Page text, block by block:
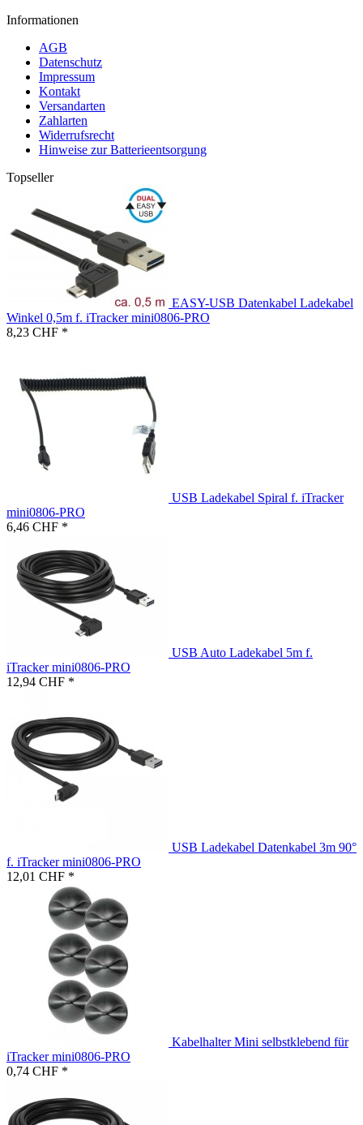
Informationen
AGB
Datenschutz
Impressum
Kontakt
Versandarten
Zahlarten
Widerrufsrecht
Hinweise zur Batterieentsorgung
Topseller
EASY-USB Datenkabel Ladekabel
Winkel 0,5m f. iTracker mini0806-PRO
8,23 CHF *
USB Ladekabel Spiral f. iTracker
mini0806-PRO
6,46 CHF *
USB Auto Ladekabel 5m f.
iTracker mini0806-PRO
12,94 CHF *
USB Ladekabel Datenkabel 3m 90°
f. iTracker mini0806-PRO
12,01 CHF *
Kabelhalter Mini selbstklebend für
iTracker mini0806-PRO
0,74 CHF *